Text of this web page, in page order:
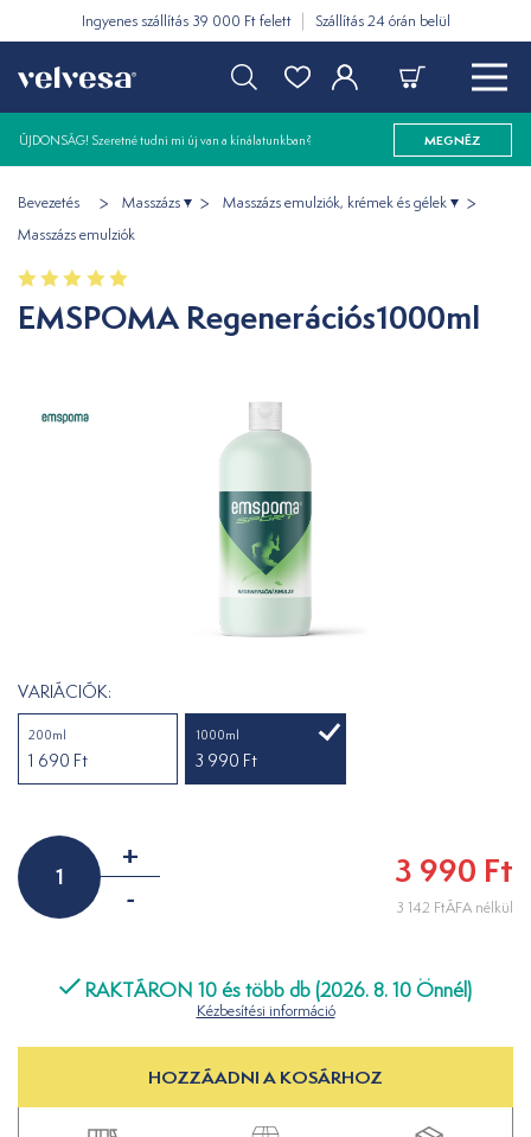
Ingyenes szállítás 39 000 Ft felett Szállítás 24 órán belül
ÚJDONSÁG! Szeretné tudni mi új van a kínálatunkban? MEGNÉZ
Bevezetés Masszázs
Masszázs emulziók, krémek és gélek
Masszázs emulziók
EMSPOMA Regenerációs1000ml
VARIÁCIÓK:
200ml
1 690 Ft
1000ml
3 990 Ft
+
-
3 990 Ft
3 142 FtÁFA nélkül
RAKTÁRON 10 és több db (2026. 8. 10 Önnél)
Kézbesítési információ
HOZZÁADNI A KOSÁRHOZ